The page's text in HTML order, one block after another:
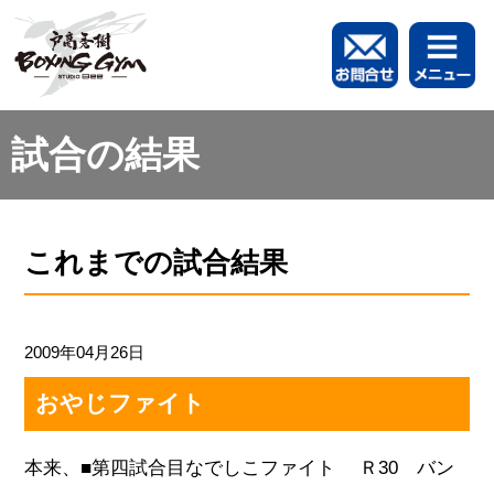
試合の結果
これまでの試合結果
2009年04月26日
おやじファイト
本来、■第四試合目なでしこファイト Ｒ30 バン